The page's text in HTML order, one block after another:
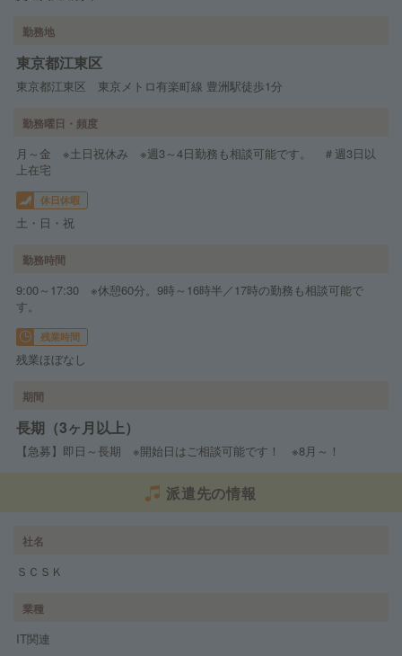
勤務地
東京都江東区
東京都江東区 東京メトロ有楽町線 豊洲駅徒歩1分
勤務曜日・頻度
月～金 ※土日祝休み ※週3～4日勤務も相談可能です。 ＃週3日以
上在宅
休日休暇
土・日・祝
勤務時間
9:00～17:30 ※休憩60分。9時～16時半／17時の勤務も相談可能で
す。
残業時間
残業ほぼなし
期間
長期（3ヶ月以上）
【急募】即日～長期 ※開始日はご相談可能です！ ※8月～！
派遣先の情報
社名
ＳＣＳＫ
業種
IT関連